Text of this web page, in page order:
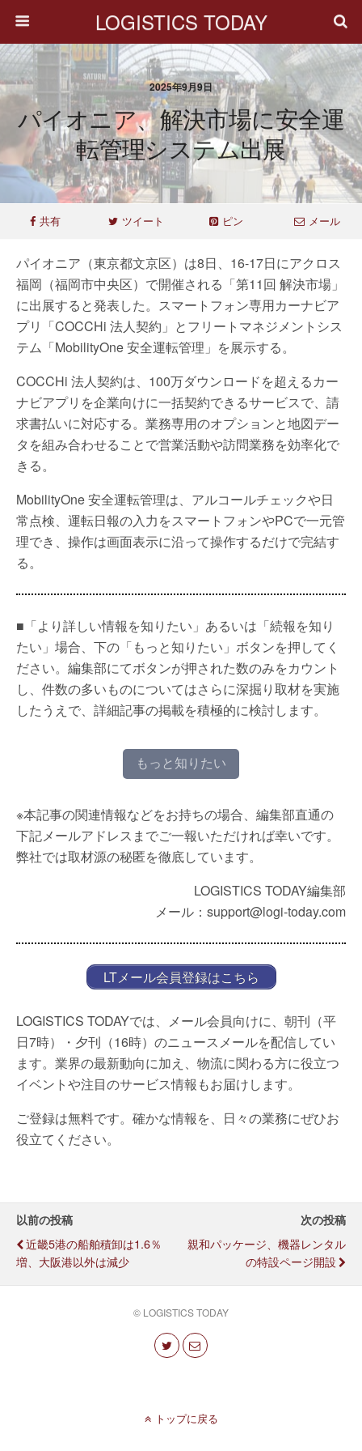
LOGISTICS TODAY
2025年9月9日
パイオニア、解決市場に安全運
転管理システム出展
共有 ツイート ピン メール
パイオニア（東京都文京区）は8日、16-17日にアクロス
福岡（福岡市中央区）で開催される「第11回 解決市場」
に出展すると発表した。スマートフォン専用カーナビア
プリ「COCCHi 法人契約」とフリートマネジメントシス
テム「MobilityOne 安全運転管理」を展示する。
COCCHi 法人契約は、100万ダウンロードを超えるカー
ナビアプリを企業向けに一括契約できるサービスで、請
求書払いに対応する。業務専用のオプションと地図デー
タを組み合わせることで営業活動や訪問業務を効率化で
きる。
MobilityOne 安全運転管理は、アルコールチェックや日
常点検、運転日報の入力をスマートフォンやPCで一元管
理でき、操作は画面表示に沿って操作するだけで完結す
る。
■「より詳しい情報を知りたい」あるいは「続報を知り
たい」場合、下の「もっと知りたい」ボタンを押してく
ださい。編集部にてボタンが押された数のみをカウント
し、件数の多いものについてはさらに深掘り取材を実施
したうえで、詳細記事の掲載を積極的に検討します。
もっと知りたい
※本記事の関連情報などをお持ちの場合、編集部直通の
下記メールアドレスまでご一報いただければ幸いです。
弊社では取材源の秘匿を徹底しています。
LOGISTICS TODAY編集部
メール：support@logi-today.com
LTメール会員登録はこちら
LOGISTICS TODAYでは、メール会員向けに、朝刊（平
日7時）・夕刊（16時）のニュースメールを配信してい
ます。業界の最新動向に加え、物流に関わる方に役立つ
イベントや注目のサービス情報もお届けします。
ご登録は無料です。確かな情報を、日々の業務にぜひお
役立てください。
以前の投稿
近畿5港の船舶積卸は1.6％
増、大阪港以外は減少
次の投稿
親和パッケージ、機器レンタル
の特設ページ開設
© LOGISTICS TODAY
トップに戻る